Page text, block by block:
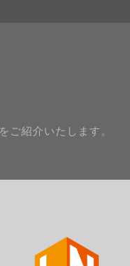
ご紹介いたします。